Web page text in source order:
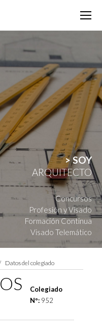
> SOY
ARQUITECTO
Concursos
Profesión y Visado
Formación Continua
Visado Telemático
Datos del colegiado
Colegiado
Nº:952